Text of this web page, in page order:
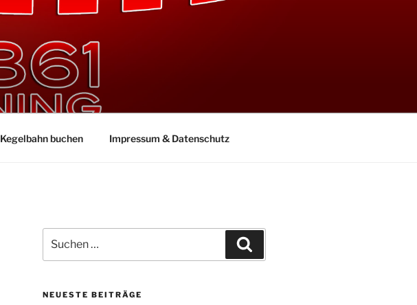
Kegelbahn buchen Impressum & Datenschutz
nach:
NEUESTE BEITRÄGE